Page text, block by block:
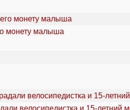
монету малыша
велосипедистка и 15-летний